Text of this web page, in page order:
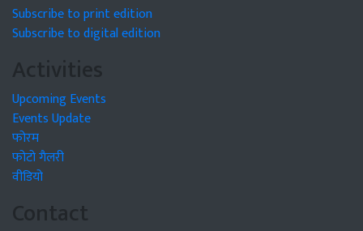
Subscribe to print edition
Subscribe to digital edition
Activities
Upcoming Events
Events Update
फोरम
फोटो गैलरी
वीडियो
Contact